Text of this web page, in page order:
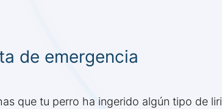
de emergencia
que tu perro ha ingerido algún tipo de